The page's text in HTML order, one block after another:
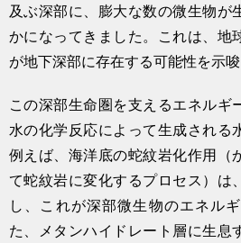
及ぶ深部に、膨大な数の微生物が
かになってきました。これは、地
が地下深部に存在する可能性を示唆
この深部生命圏を支えるエネルギ
水の化学反応によって生成される
例えば、海洋底の蛇紋岩化作用（
て蛇紋岩に変化するプロセス）は
し、これが深部微生物のエネル
た、メタンハイドレート層に生息